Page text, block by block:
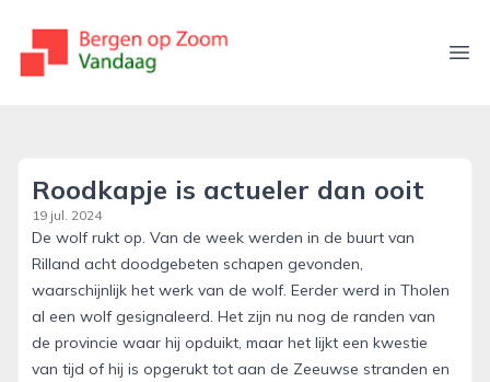
bergenopzoomvandaag.nl
Roodkapje is actueler dan ooit
19 jul. 2024
De wolf rukt op. Van de week werden in de buurt van
Rilland acht doodgebeten schapen gevonden,
waarschijnlijk het werk van de wolf. Eerder werd in Tholen
al een wolf gesignaleerd. Het zijn nu nog de randen van
de provincie waar hij opduikt, maar het lijkt een kwestie
van tijd of hij is opgerukt tot aan de Zeeuwse stranden en